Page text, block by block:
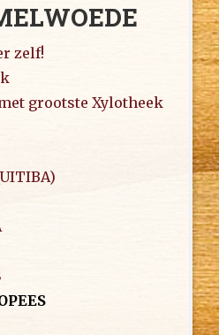
zelf!
grootste Xylotheek